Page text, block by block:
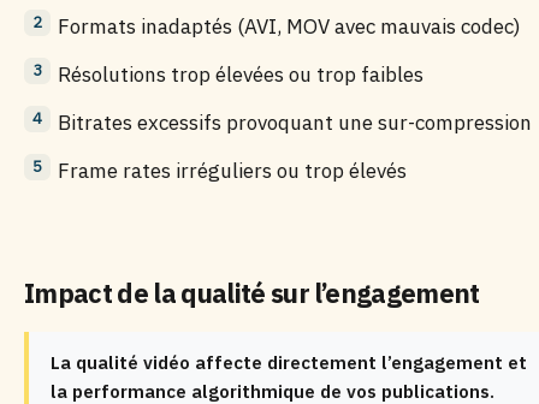
Formats inadaptés (AVI, MOV avec mauvais codec)
Résolutions trop élevées ou trop faibles
Bitrates excessifs provoquant une sur-compression
Frame rates irréguliers ou trop élevés
Impact de la qualité sur l’engagement
La qualité vidéo affecte directement l’engagement et
la performance algorithmique de vos publications.